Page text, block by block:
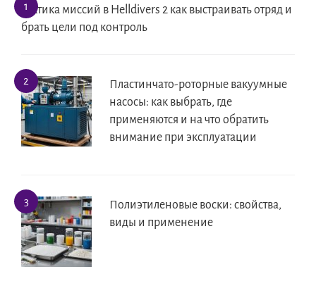
Тактика миссий в Helldivers 2 как выстраивать отряд и
брать цели под контроль
Пластинчато-роторные вакуумные
насосы: как выбрать, где
применяются и на что обратить
внимание при эксплуатации
Полиэтиленовые воски: свойства,
виды и применение